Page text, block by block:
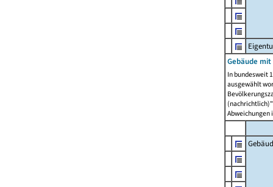
Gebäude
In bundesweit
ausgewählt
Abweichungen